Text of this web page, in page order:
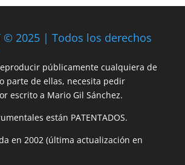
© 2025 | Todos los derechos
públicamente cualquiera de
parte de ellas, necesita pedir
escrito a Mario Gil Sánchez.
están PATENTADOS.
en 2002 (última actualización en